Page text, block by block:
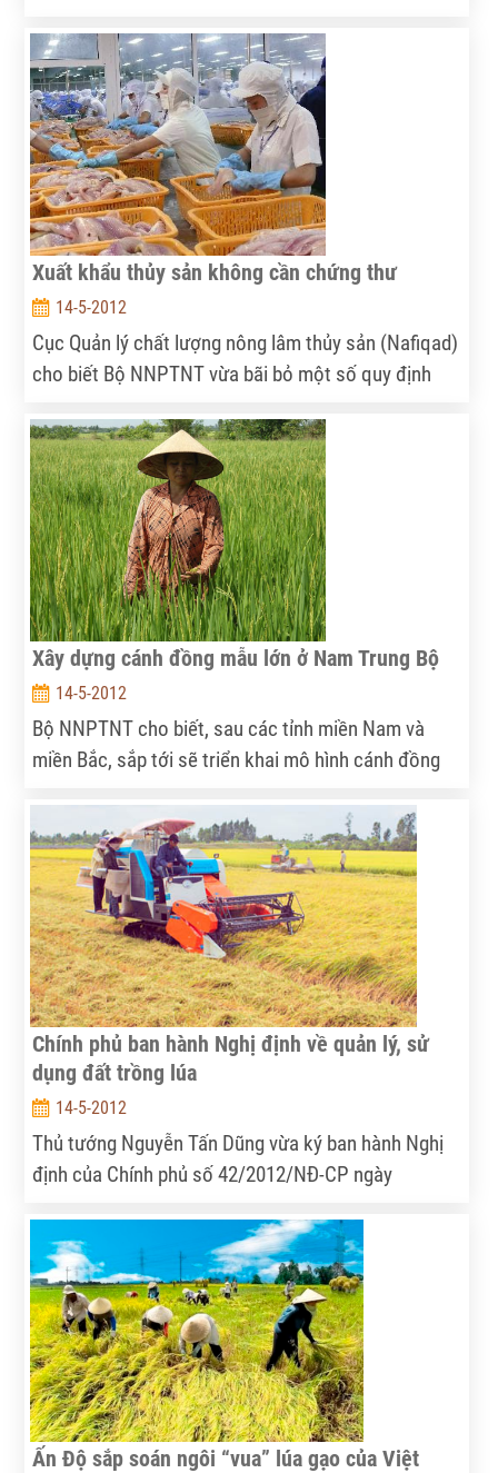
hiểm nông nghiệp sẽ là trợ lực mới để người nuôi
yên tâm đầu tư sản xuất.
Xuất khẩu thủy sản không cần chứng thư
14-5-2012
Cục Quản lý chất lượng nông lâm thủy sản (Nafiqad)
cho biết Bộ NNPTNT vừa bãi bỏ một số quy định
khẩu.
Xây dựng cánh đồng mẫu lớn ở Nam Trung Bộ
14-5-2012
Bộ NNPTNT cho biết, sau các tỉnh miền Nam và
miền Bắc, sắp tới sẽ triển khai mô hình cánh đồng
Chính phủ ban hành Nghị định về quản lý, sử
dụng đất trồng lúa
14-5-2012
Thủ tướng Nguyễn Tấn Dũng vừa ký ban hành Nghị
định của Chính phủ số 42/2012/NĐ-CP ngày
đó, ngoài được hỗ trợ sản xuất lúa hàng năm, người
sản xuất lúa còn được hỗ trợ sản xuất lúa bị thiệt
hại do thiên tai, dịch bệnh.
Ấn Độ sắp soán ngôi “vua” lúa gạo của Việt